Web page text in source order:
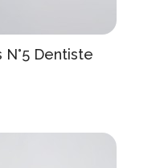
N°5 Dentiste